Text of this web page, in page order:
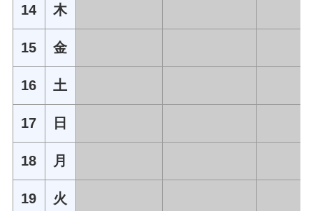
14 木
15 金
16 土
17 日
18 月
19 火